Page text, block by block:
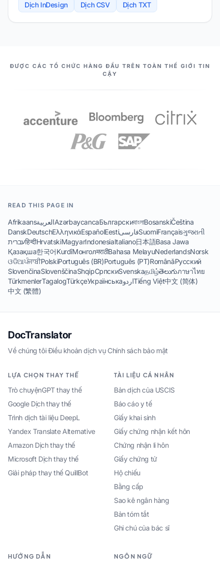
Dịch InDesign
Dịch CSV Dịch TXT
NHỮNG CỘNG SỰ CỦA CHÚNG TA
ĐƯỢC CÁC TỔ CHỨC HÀNG ĐẦU TRÊN TOÀN THẾ GIỚI TIN
CẬY
READ THIS PAGE IN
AfrikaansالعربيةAzərbaycancaБългарскиবাংলাBosanskiČeština
DanskDeutschΕλληνικάEspañolEestiفارسیSuomiFrançaisગુજરાતી
עבריתहिन्दीHrvatskiMagyarIndonesiaItaliano日本語Basa Jawa
Қазақша한국어KurdîМонголमराठीBahasa MelayuNederlandsNorsk
ଓଡିଆਪੰਜਾਬੀPolskiPortuguês (BR)Português (PT)RomânăРусский
SlovenčinaSlovenščinaShqipСрпскиSvenskaதமிழ்తెలుగుภาษาไทย
TürkmenlerTagalogTürkçeУкраїнськаاردوTiếng Việt中文 (简体)
中文 (繁體)
DocTranslator
Về chúng tôi·Điều khoản dịch vụ·Chính sách bảo mật
LỰA CHỌN THAY THẾ
Trò chuyệnGPT thay thế
Google Dịch thay thế
Trình dịch tài liệu DeepL
Yandex Translate Alternative
Amazon Dịch thay thế
Microsoft Dịch thay thế
Giải pháp thay thế QuillBot
TÀI LIỆU CÁ NHÂN
Bản dịch của USCIS
Báo cáo y tế
Giấy khai sinh
Giấy chứng nhận kết hôn
Chứng nhận li hôn
Giấy chứng tử
Hộ chiếu
Bằng cấp
Sao kê ngân hàng
Bản tóm tắt
Ghi chú của bác sĩ
HƯỚNG DẪN NGÔN NGỮ